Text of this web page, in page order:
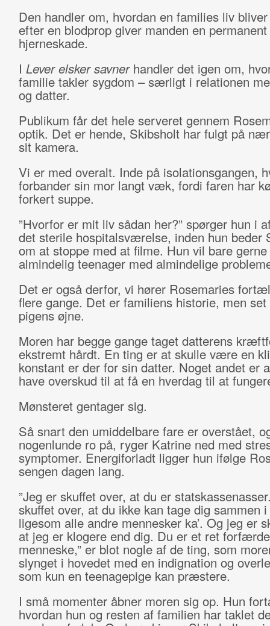
Den handler om, hvordan en families liv
efter en blodprop giver manden en permanent
hjerneskade.
I Lever elsker savner handler det igen om,
familie takler sygdom – særligt i relationen
og datter.
Publikum får det hele serveret gennem
optik. Det er hende, Skibsholt har fulgt på
sit kamera.
Vi er med overalt. Inde på isolationsgangen,
forbander sin mor langt væk, fordi faren har
forkert suppe.
”Hvorfor er mit liv sådan her?” spørger hun i
det sterile hospitalsværelse, inden hun beder
om at stoppe med at filme. Hun vil bare
almindelig teenager med almindelige
Det er også derfor, vi hører Rosemaries
flere gange. Det er familiens historie, men set
pigens øjne.
Moren har begge gange taget datterens
ekstremt hårdt. En ting er at skulle være en
konstant er der for sin datter. Noget andet er
have overskud til at få en hverdag til at
Mønsteret gentager sig.
Så snart den umiddelbare fare er overstået,
nogenlunde ro på, ryger Katrine ned med
symptomer. Energiforladt ligger hun ifølge
sengen dagen lang.
”Jeg er skuffet over, at du er
skuffet over, at du ikke kan tage dig sammen
ligesom alle andre mennesker ka’. Og jeg er
at jeg er klogere end dig. Du er et ret
menneske,” er blot nogle af de ting, som
slynget i hovedet med en indignation og
som kun en teenagepige kan præstere.
I små momenter åbner moren sig op. Hun
hvordan hun og resten af familien har taklet